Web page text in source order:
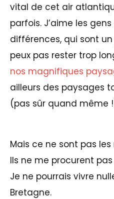
vital de cet air
parfois. J’aime les
différences, qui sont
peux pas rester trop
nos magnifiques
ailleurs des paysages
(pas sûr quand même
Mais ce ne sont pas les
Ils ne me procurent
Je ne pourrais vivre
Bretagne.